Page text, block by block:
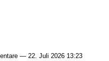
— 22. Juli 2026 13:23